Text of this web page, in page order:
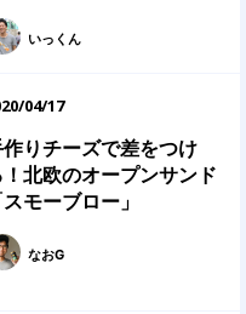
いっくん
04/17
りチーズで差をつけ
！北欧のオープンサンド
スモーブロー」
なおG